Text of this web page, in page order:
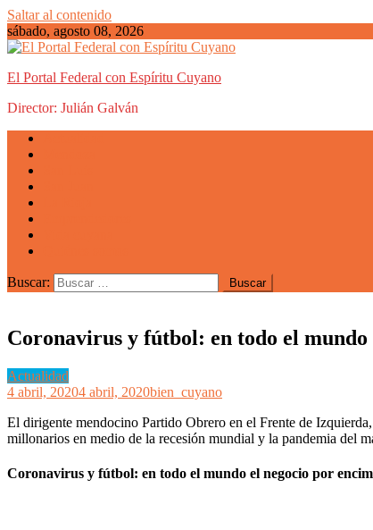
Saltar al contenido
sábado, agosto 08, 2026
El Portal Federal con Espíritu Cuyano
Director: Julián Galván
Buscar:
Coronavirus y fútbol: en todo el
Actualidad
4 abril, 20204 abril, 2020bien_cuyano
El dirigente mendocino Partido Obrero en el Frente de
millonarios en medio de la recesión mundial y la pandemia del
Coronavirus y fútbol: en todo el mundo el negocio por